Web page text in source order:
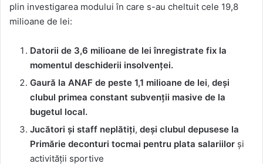
plin investigarea modului în care s-au cheltuit cele 19,8
milioane de lei:
Datorii de 3,6 milioane de lei înregistrate fix la
momentul deschiderii insolvenței.
Gaură la ANAF de peste 1,1 milioane de lei, deși
clubul primea constant subvenții masive de la
bugetul local.
Jucători și staff neplătiți, deși clubul depusese la
Primărie deconturi tocmai pentru plata salariilor și
activității sportive